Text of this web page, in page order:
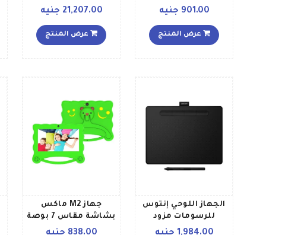
وذاكرة داخلية 16
الشريحة باللون الأحمر
901.00 جنيه
عرض المنتج
11 بوصة، ومعالج
داخلية سعة 128
جيجابايت، ويدعم تقنية
21,207.00 جنيه
عرض المنتج
الجهاز اللوحي إنتوس
للرسومات مزود
بخاصية البلوتوث
جهاز M2 ماكس
بشاشة مقاس 7 بوصة